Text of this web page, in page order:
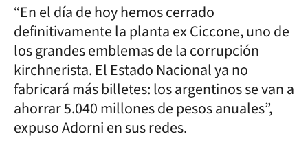
“En el día de hoy hemos cerrado
definitivamente la planta ex Ciccone, uno de
los grandes emblemas de la corrupción
kirchnerista. El Estado Nacional ya no
fabricará más billetes: los argentinos se van a
ahorrar 5.040 millones de pesos anuales”,
expuso Adorni en sus redes.